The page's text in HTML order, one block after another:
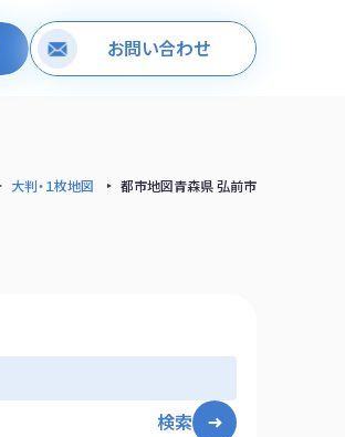
お問い合わせ
大判・１枚地図 都市地図青森県 弘前市
検索